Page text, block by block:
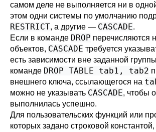
самом деле не выполняется ни в
этом одни системы по умолчанию
RESTRICT, а другие — CASCADE.
Если в команде DROP перечисляются
объектов, CASCADE требуется
есть зависимости вне заданной
команде DROP TABLE tab1, tab2
внешнего ключа, ссылающегося на
можно не указывать CASCADE, чтобы
выполнилась успешно.
Для пользовательских функций или
которых задано строковой константой,